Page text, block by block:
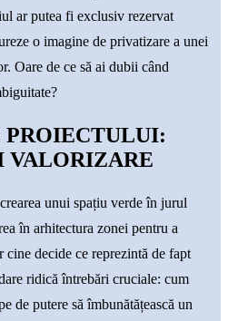
ar putea fi exclusiv rezervat
o imagine de privatizare a unei
Oare de ce să ai dubii când
VALORIZARE
unui spațiu verde în jurul
în arhitectura zonei pentru a
decide ce reprezintă de fapt
ridică întrebări cruciale: cum
de putere să îmbunătățească un